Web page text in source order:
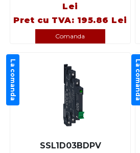
Lei
Pret cu TVA: 195.86 Lei
Comanda
La comanda
SSL1D03BDPV
La comanda